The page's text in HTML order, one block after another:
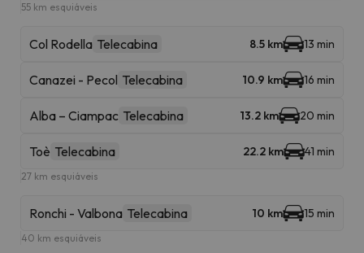
55 km esquiáveis
Col Rodella Telecabina 8.5 km 13 min
Canazei - Pecol Telecabina 10.9 km 16 min
Alba – Ciampac Telecabina 13.2 km 20 min
Toè Telecabina 22.2 km 41 min
27 km esquiáveis
Ronchi - Valbona Telecabina 10 km 15 min
40 km esquiáveis